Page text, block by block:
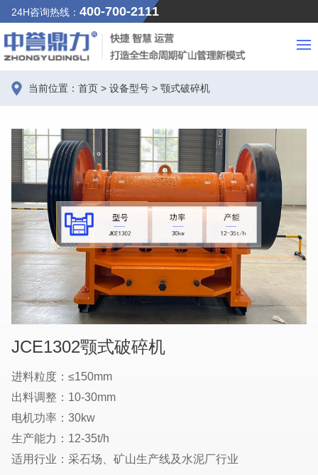
24H咨询热线： 400-700-2111
当前位置： 首页 > 设备型号 > 颚式破碎机
JCE1302颚式破碎机
进料粒度：≤150mm
出料调整：10-30mm
电机功率：30kw
生产能力：12-35t/h
适用行业：采石场、矿山生产线及水泥厂行业